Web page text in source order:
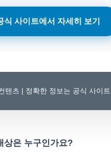
식 사이트에서 자세히 보기
텐츠 | 정확한 정보는 공식 사이
상은 누구인가요?